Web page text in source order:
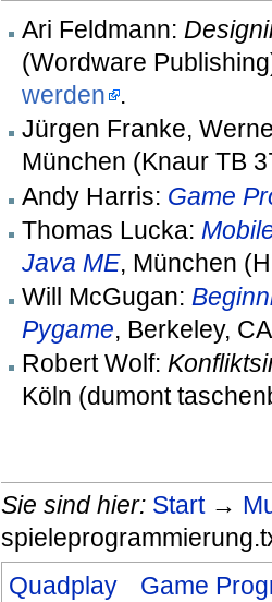
Ari Feldmann:
(Wordware
werden .
Jürgen Franke,
München (Knaur TB
Andy Harris: Game
Thomas Lucka:
Java ME, München
Will McGugan:
Pygame, Berkeley,
Robert Wolf:
Köln (dumont
Sie sind hier: Start→
Quadplay
Game